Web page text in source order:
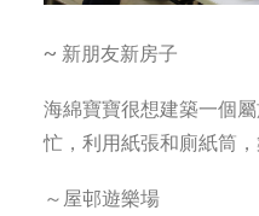
~ 新朋友新房子
海綿寶寶很想建築一個
忙，利用紙張和廁紙筒
～屋邨遊樂場